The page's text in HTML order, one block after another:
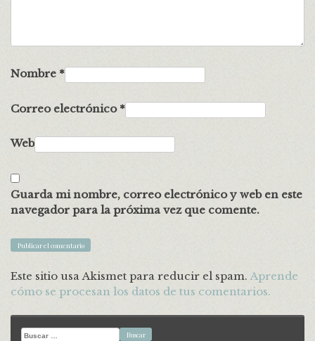
Nombre *
Correo electrónico *
Web
Guarda mi nombre, correo electrónico y web en este
navegador para la próxima vez que comente.
Este sitio usa Akismet para reducir el spam. Aprende
cómo se procesan los datos de tus comentarios.
Buscar: